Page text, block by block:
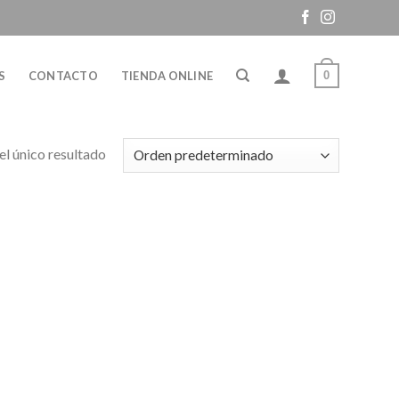
CONTACTO TIENDA ONLINE 0
único resultado